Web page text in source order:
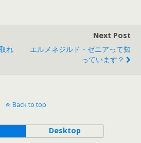
れ
Next Post
エルメネジルド・ゼニアって知
っています？
Back to top
Desktop